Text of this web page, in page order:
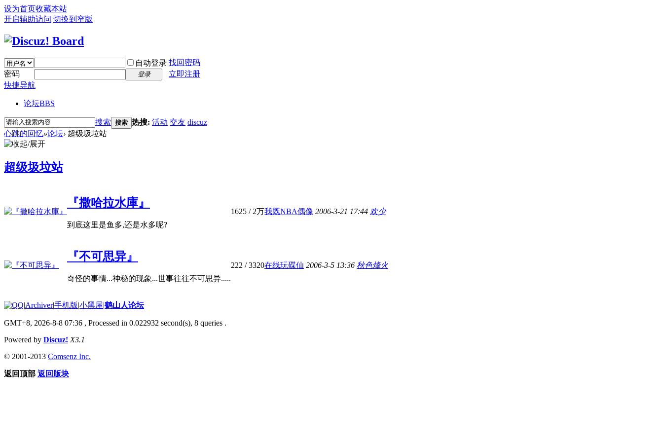
设为首页收藏本站
开启辅助访问 切换到窄版
自动登录 找回密码
密码
登录
立即注册
快捷导航
论坛BBS
搜索 搜索 热搜: 活动 交友 discuz
心跳的回忆»论坛› 超级圾垃站
超级圾垃站
『撒哈拉水庫』
到底这里是鱼多,还是水多呢?
1625 / 2万我既NBA偶像 2006-3-21 17:44 欢少
『不可思异』
奇怪的事情...神秘的现象...世事往往不可思异.....
222 / 3320在线玩碟仙 2006-3-5 13:36 秋色烽火
|Archiver|手机版|小黑屋|鹤山人论坛
GMT+8, 2026-8-8 07:36 , Processed in 0.022932 second(s), 8 queries .
Powered by Discuz! X3.1
© 2001-2013 Comsenz Inc.
返回顶部 返回版块